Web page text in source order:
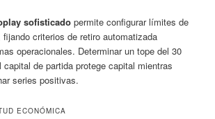
sofisticado permite configurar límites de
criterios de retiro automatizada
operacionales. Determinar un tope del 30
capital de partida protege capital mientras
series positivas.
ECONÓMICA